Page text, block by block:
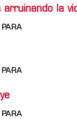
la
PARA
PARA
PARA